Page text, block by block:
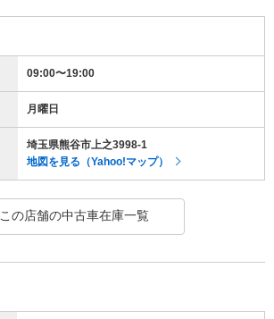
09:00〜19:00
月曜日
埼玉県熊谷市上之3998-1
地図を見る（Yahoo!マップ）
この店舗の中古車在庫一覧